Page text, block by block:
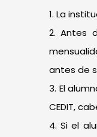
1. La
2. Antes
antes de
3. El
CEDIT,
4. Si el